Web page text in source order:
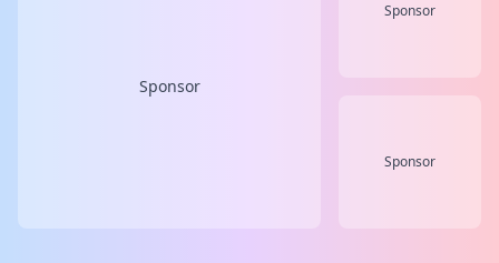
Sponsor
Sponsor
Sponsor